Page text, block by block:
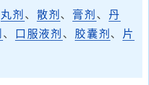
丸剂 、 散剂 、 膏剂 、 丹
、 口服液剂 、 胶囊剂 、 片